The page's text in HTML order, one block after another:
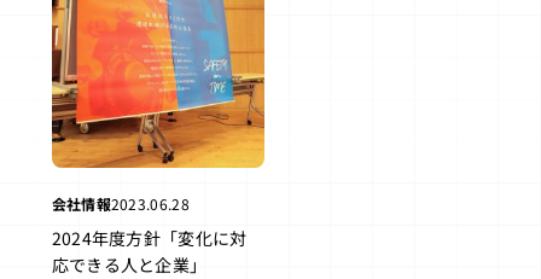
会社情報2023.06.28
2024年度方針「変化に対
応できる人と企業」